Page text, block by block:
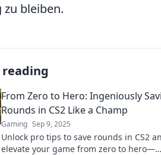
zu bleiben.
From Zero to Hero: Ingeniously
Rounds in CS2 Like a Champ
Gaming Sep 9, 2025
Unlock pro tips to save rounds in CS2
elevate your game from zero to hero—